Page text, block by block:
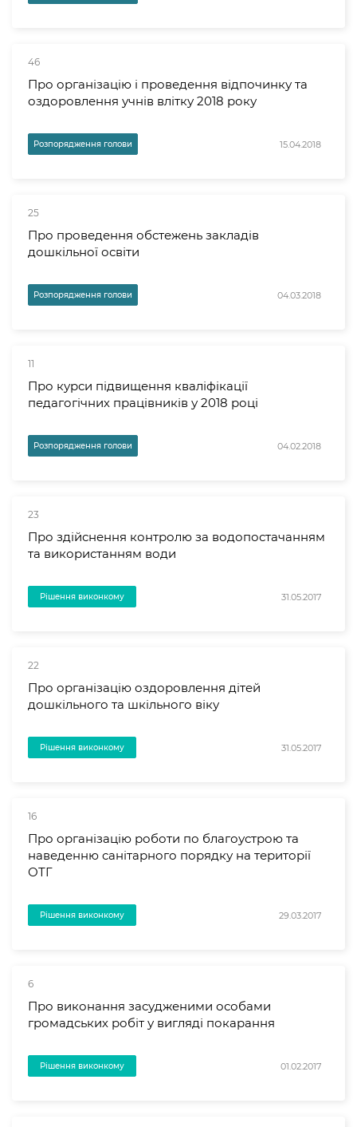
46
Про організацію і проведення відпочинку та
оздоровлення учнів влітку 2018 року
Розпорядження голови 15.04.2018
25
Про проведення обстежень закладів
дошкільної освіти
Розпорядження голови 04.03.2018
11
Про курси підвищення кваліфікації
педагогічних працівників у 2018 році
Розпорядження голови 04.02.2018
23
Про здійснення контролю за водопостачанням
та використанням води
Рішення виконкому 31.05.2017
22
Про організацію оздоровлення дітей
дошкільного та шкільного віку
Рішення виконкому 31.05.2017
16
Про організацію роботи по благоустрою та
наведенню санітарного порядку на території
ОТГ
Рішення виконкому 29.03.2017
6
Про виконання засудженими особами
громадських робіт у вигляді покарання
Рішення виконкому 01.02.2017